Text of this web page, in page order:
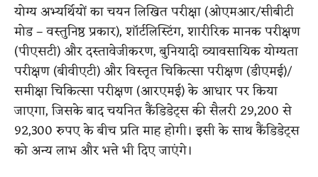
योग्य अभ्यर्थियों का चयन लिखित परीक्षा (ओएमआर/सीबीटी
मोड – वस्तुनिष्ठ प्रकार), शॉर्टलिस्टिंग, शारीरिक मानक परीक्षण
(पीएसटी) और दस्तावेजीकरण, बुनियादी व्यावसायिक योग्यता
परीक्षण (बीवीएटी) और विस्तृत चिकित्सा परीक्षण (डीएमई)/
समीक्षा चिकित्सा परीक्षण (आरएमई) के आधार पर किया
जाएगा, जिसके बाद चयनित कैंडिडेट्स की सैलरी 29,200 से
92,300 रुपए के बीच प्रति माह होगी। इसी के साथ कैंडिडेट्स
को अन्य लाभ और भत्ते भी दिए जाएंगे।